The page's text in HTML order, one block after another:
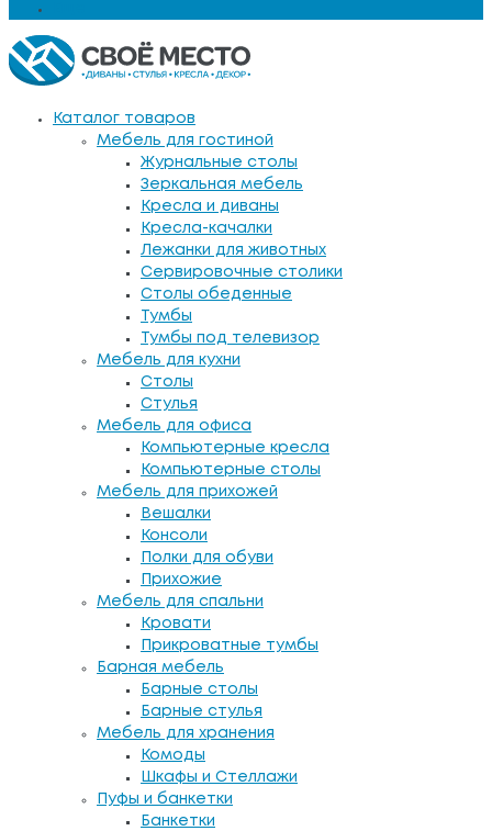
Каталог товаров
Мебель для гостиной
Журнальные столы
Зеркальная мебель
Кресла и диваны
Кресла-качалки
Лежанки для животных
Сервировочные столики
Столы обеденные
Тумбы
Тумбы под телевизор
Мебель для кухни
Столы
Стулья
Мебель для офиса
Компьютерные кресла
Компьютерные столы
Мебель для прихожей
Вешалки
Консоли
Полки для обуви
Прихожие
Мебель для спальни
Кровати
Прикроватные тумбы
Барная мебель
Барные столы
Барные стулья
Мебель для хранения
Комоды
Шкафы и Стеллажи
Пуфы и банкетки
Банкетки